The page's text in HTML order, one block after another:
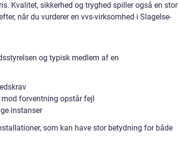
Kvalitet, sikkerhed og tryghed spiller også en stor
når du vurderer en vvs-virksomhed i Slagelse-
og typisk medlem af en
forventning opstår fejl
instanser
som kan have stor betydning for både